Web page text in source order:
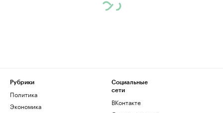
Рубрики
Политика
Экономика
Социальные
сети
ВКонтакте